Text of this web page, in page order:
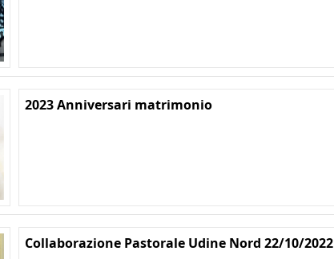
2023 Anniversari matrimonio
Collaborazione Pastorale Udine Nord 22/10/2022